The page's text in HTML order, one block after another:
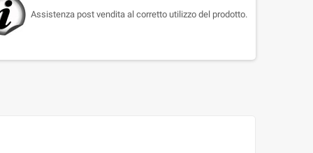
Assistenza post vendita al corretto utilizzo del prodotto.